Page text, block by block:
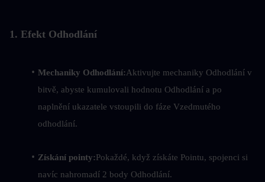
1. Efekt Odhodlání
Mechaniky Odhodlání:Aktivujte mechaniky Odhodlání v
bitvě, abyste kumulovali hodnotu Odhodlání a po
naplnění ukazatele vstoupili do fáze Vzedmutého
odhodlání.
Získání pointy:Pokaždé, když získáte Pointu, spojenci si
navíc nahromadí 2 body Odhodlání.